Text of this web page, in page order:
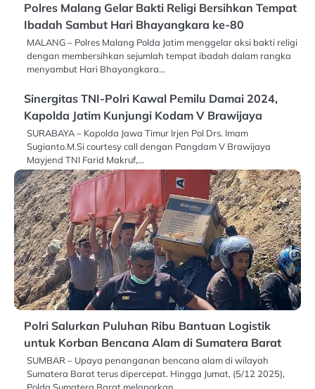
Polres Malang Gelar Bakti Religi Bersihkan Tempat
Ibadah Sambut Hari Bhayangkara ke-80
MALANG – Polres Malang Polda Jatim menggelar aksi bakti religi
dengan membersihkan sejumlah tempat ibadah dalam rangka
menyambut Hari Bhayangkara…
Sinergitas TNI-Polri Kawal Pemilu Damai 2024,
Kapolda Jatim Kunjungi Kodam V Brawijaya
SURABAYA – Kapolda Jawa Timur Irjen Pol Drs. Imam
Sugianto.M.Si courtesy call dengan Pangdam V Brawijaya
Mayjend TNI Farid Makruf,…
Polri Salurkan Puluhan Ribu Bantuan Logistik
untuk Korban Bencana Alam di Sumatera Barat
SUMBAR – Upaya penanganan bencana alam di wilayah
Sumatera Barat terus dipercepat. Hingga Jumat, (5/12 2025),